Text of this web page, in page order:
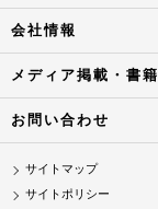
会社情報
メディア掲載・書籍
お問い合わせ
サイトマップ
サイトポリシー